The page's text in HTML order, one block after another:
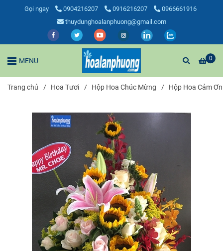
Gọi ngay 0904216207 0916216207
0966661916
thuydunghoalanphuong@gmail.com
0
MENU
Trang chủ / Hoa Tươi / Hộp Hoa Chúc Mừng / Hộp Hoa Cảm Ơn